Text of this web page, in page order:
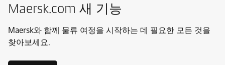
Maersk.com 새 기능
Maersk와 함께 물류 여정을 시작하는 데 필요한 모든 것을
찾아보세요.